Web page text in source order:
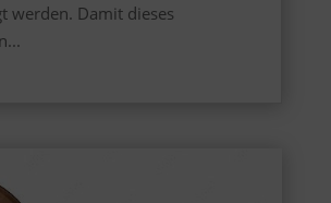
werden. Damit dieses